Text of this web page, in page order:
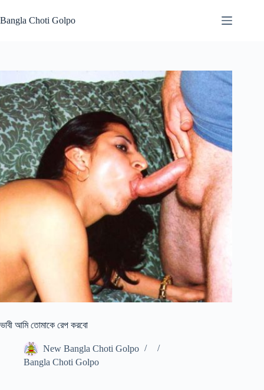
to
content
Bangla Choti Golpo
ভাবী আমি তোমাকে রেপ করবো
New Bangla Choti Golpo
Bangla Choti Golpo